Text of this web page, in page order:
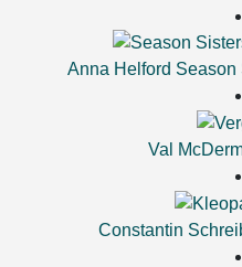
Anna Helford Season
Val
Constantin